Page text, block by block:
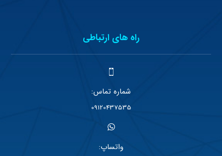
راه های ارتباطی
شماره تماس:
09120437535
واتساپ: